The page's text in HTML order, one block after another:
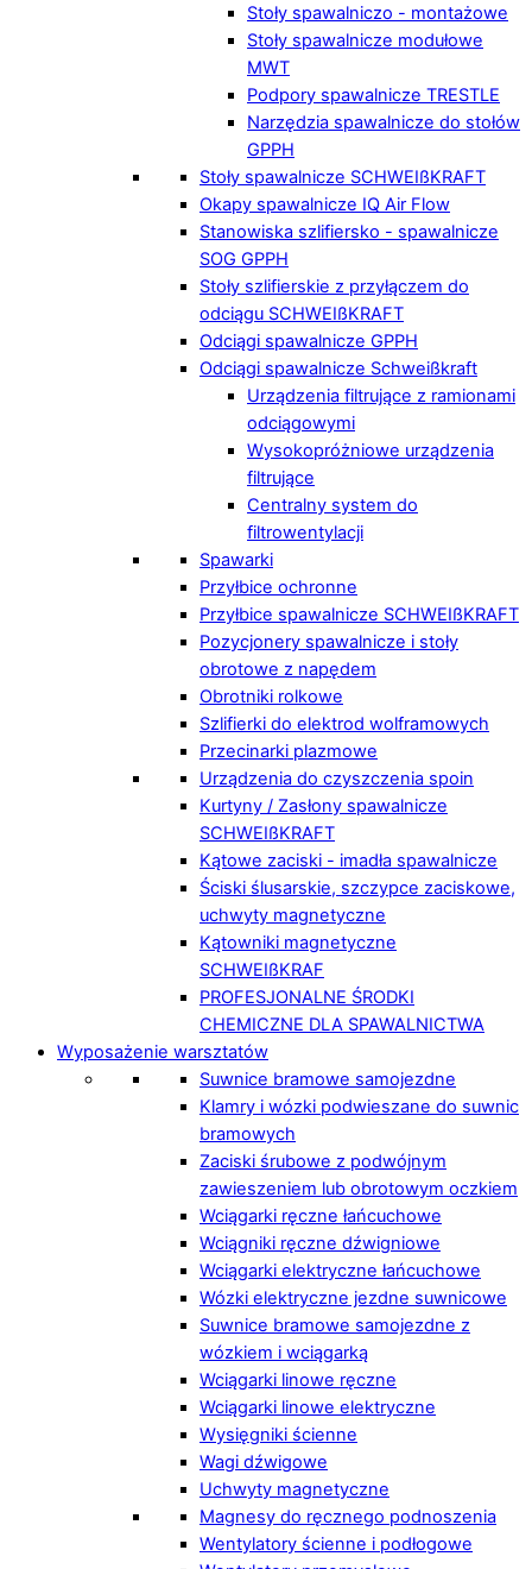
Stoły spawalniczo - montażowe
Stoły spawalnicze modułowe
MWT
Podpory spawalnicze TRESTLE
Narzędzia spawalnicze do stołów
GPPH
Stoły spawalnicze SCHWEIßKRAFT
Okapy spawalnicze IQ Air Flow
Stanowiska szlifiersko - spawalnicze
SOG GPPH
Stoły szlifierskie z przyłączem do
odciągu SCHWEIßKRAFT
Odciągi spawalnicze GPPH
Odciągi spawalnicze Schweißkraft
Urządzenia filtrujące z ramionami
odciągowymi
Wysokopróżniowe urządzenia
filtrujące
Centralny system do
filtrowentylacji
Spawarki
Przyłbice ochronne
Przyłbice spawalnicze SCHWEIßKRAFT
Pozycjonery spawalnicze i stoły
obrotowe z napędem
Obrotniki rolkowe
Szlifierki do elektrod wolframowych
Przecinarki plazmowe
Urządzenia do czyszczenia spoin
Kurtyny / Zasłony spawalnicze
SCHWEIßKRAFT
Kątowe zaciski - imadła spawalnicze
Ściski ślusarskie, szczypce zaciskowe,
uchwyty magnetyczne
Kątowniki magnetyczne
SCHWEIßKRAF
PROFESJONALNE ŚRODKI
CHEMICZNE DLA SPAWALNICTWA
Wyposażenie warsztatów
Suwnice bramowe samojezdne
Klamry i wózki podwieszane do suwnic
bramowych
Zaciski śrubowe z podwójnym
zawieszeniem lub obrotowym oczkiem
Wciągarki ręczne łańcuchowe
Wciągniki ręczne dźwigniowe
Wciągarki elektryczne łańcuchowe
Wózki elektryczne jezdne suwnicowe
Suwnice bramowe samojezdne z
wózkiem i wciągarką
Wciągarki linowe ręczne
Wciągarki linowe elektryczne
Wysięgniki ścienne
Wagi dźwigowe
Uchwyty magnetyczne
Magnesy do ręcznego podnoszenia
Wentylatory ścienne i podłogowe